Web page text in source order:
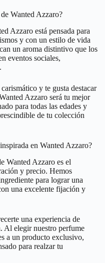
Wanted Azzaro?
Azzaro está pensada para
y con un estilo de vida
un aroma distintivo que los
eventos sociales,
y te gusta destacar
Azzaro será tu mejor
para todas las edades y
de tu colección
en Wanted Azzaro?
Wanted Azzaro es el
y precio. Hemos
para lograr una
una excelente fijación y
una experiencia de
Al elegir nuestro perfume
a un producto exclusivo,
para realzar tu